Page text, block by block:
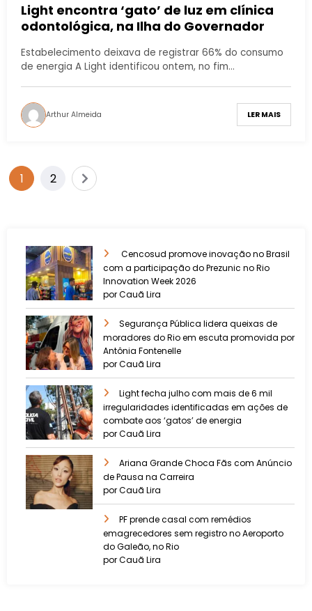
Light encontra ‘gato’ de luz em clínica
odontológica, na Ilha do Governador
Estabelecimento deixava de registrar 66% do consumo
de energia A Light identificou ontem, no fim…
Arthur Almeida LER MAIS
1 2
Cencosud promove inovação no Brasil
com a participação do Prezunic no Rio
Innovation Week 2026
por Cauã Lira
​Segurança Pública lidera queixas de
moradores do Rio em escuta promovida por
Antônia Fontenelle
por Cauã Lira
Light fecha julho com mais de 6 mil
irregularidades identificadas em ações de
combate aos ‘gatos’ de energia
por Cauã Lira
Ariana Grande Choca Fãs com Anúncio
de Pausa na Carreira
por Cauã Lira
PF prende casal com remédios
emagrecedores sem registro no Aeroporto
do Galeão, no Rio
por Cauã Lira